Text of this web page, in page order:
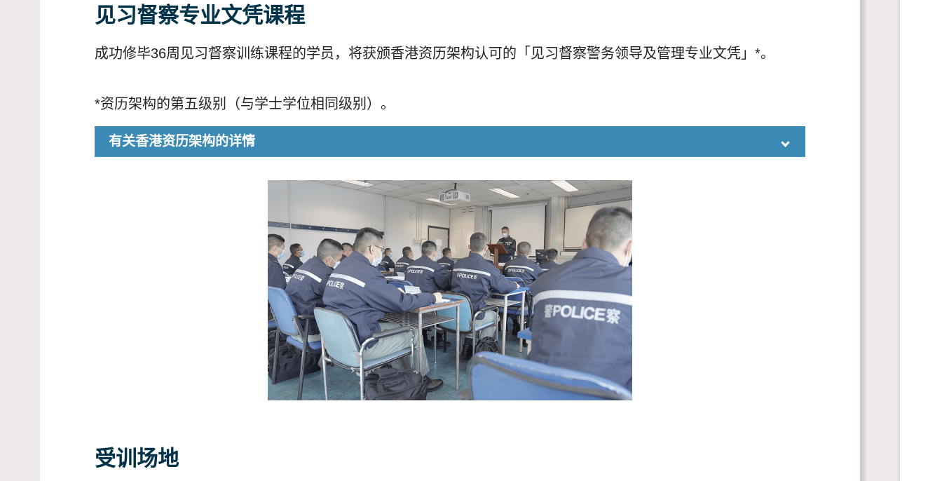
见习督察专业文凭课程
成功修毕36周见习督察训练课程的学员，将获颁香港资历架构认可的「见习督察警务领导及管理专业文凭」*。
*资历架构的第五级别（与学士学位相同级别）。
有关香港资历架构的详情
见习督察专业文凭课程已通过香港学术及职业资历评审局的严谨评审，其资历可分别获认可为资历架构的第五级
有关香港资历架构的详情，请参阅以下网址:-
香港学术及职业资历评审局
受训场地